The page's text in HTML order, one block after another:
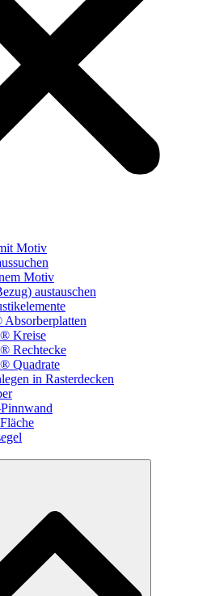
Motiv
Motiv
austauschen
Kreise
Rechtecke
Quadrate
in Rasterdecken